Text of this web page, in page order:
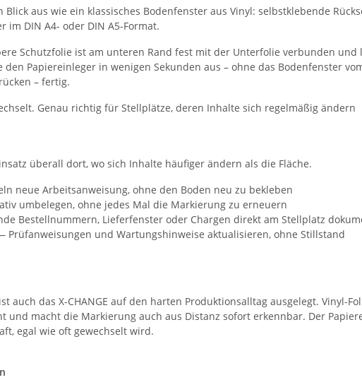
Blick aus wie ein klassisches Bodenfenster aus Vinyl: selbstklebende
DIN A4- oder DIN A5-Format.
Schutzfolie ist am unteren Rand fest mit der Unterfolie verbunden
Papiereinleger in wenigen Sekunden aus – ohne das Bodenfenster
– fertig.
Genau richtig für Stellplätze, deren Inhalte sich regelmäßig ändern
überall dort, wo sich Inhalte häufiger ändern als die Fläche.
neue Arbeitsanweisung, ohne den Boden neu zu bekleben
umbelegen, ohne jedes Mal die Markierung zu erneuern
Bestellnummern, Lieferfenster oder Chargen direkt am Stellplatz
Prüfanweisungen und Wartungshinweise aktualisieren, ohne Stillstand
auch das X-CHANGE auf den harten Produktionsalltag ausgelegt. Vinyl-
und macht die Markierung auch aus Distanz sofort erkennbar. Der
egal wie oft gewechselt wird.